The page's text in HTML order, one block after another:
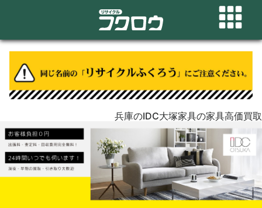
兵庫のIDC大塚家具の家具高価買取